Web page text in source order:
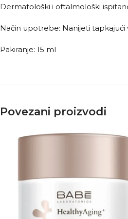
Dermatološki i oftalmološki
Način upotrebe: Nanijeti tapkajući
Pakiranje: 15 ml
Povezani proizvodi